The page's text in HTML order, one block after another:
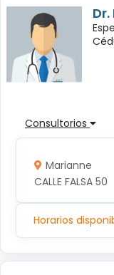
Consultorios
Marianne
CALLE FALSA 50
Horarios